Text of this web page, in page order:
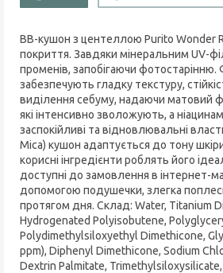
BB-кушон з центеллою Purito Wonder
покриття. Завдяки мінеральним UV-
променів, запобігаючи
забезпечують гладку текстуру,
виділення себуму, надаючи матовий
які інтенсивно зволожують, а
заспокійливі та відновлювальні
Mica) кушон адаптується до тону
корисні інгредієнти роблять його
доступні до замовлення в інтернет-
допомогою подушечки, злегка
протягом дня. Склад: Water, Titanium
Hydrogenated Polyisobutene,
Polydimethylsiloxyethyl Dimethicone,
ppm), Diphenyl Dimethicone, Sodium
Dextrin Palmitate,